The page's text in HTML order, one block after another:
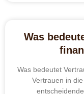
Was
Was bedeutet
Vertrauen in